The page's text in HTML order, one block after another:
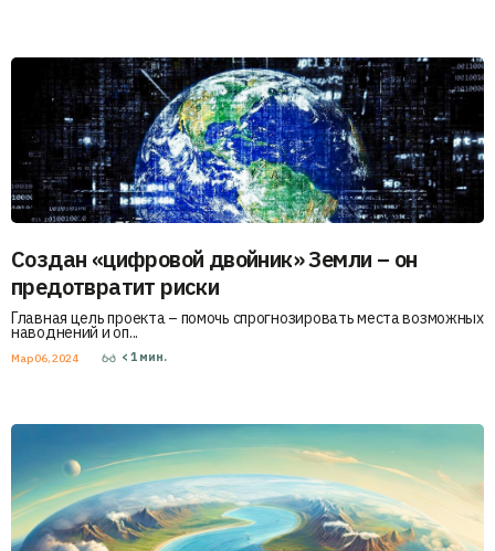
Создан «цифровой двойник» Земли – он
предотвратит риски
Главная цель проекта – помочь спрогнозировать места возможных
наводнений и оп...
Мар 06, 2024 < 1 мин.